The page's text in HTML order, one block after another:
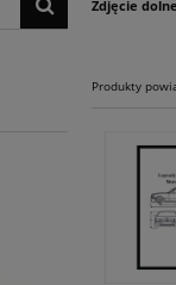
Zdjęcie
Produkty